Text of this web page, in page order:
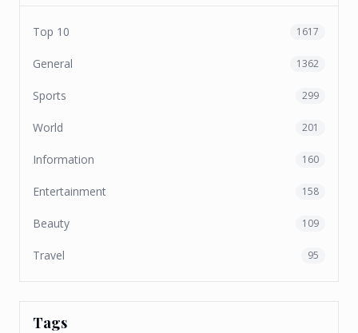
Top 10 1617
General 1362
Sports 299
World 201
Information 160
Entertainment 158
Beauty 109
Travel 95
Tags